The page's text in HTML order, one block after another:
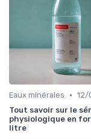
Eaux minérales • 12/
Tout savoir sur le
physiologique en
litre